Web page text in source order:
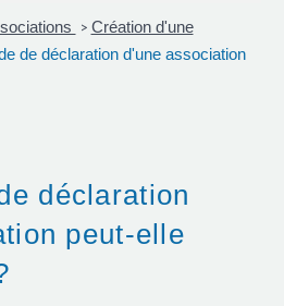
> Création d'une
de déclaration d'une association
déclaration
peut-elle